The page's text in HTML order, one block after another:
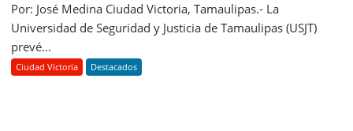
Por: José Medina Ciudad Victoria, Tamaulipas.- La
Universidad de Seguridad y Justicia de Tamaulipas (USJT)
prevé...
Ciudad Victoria Destacados